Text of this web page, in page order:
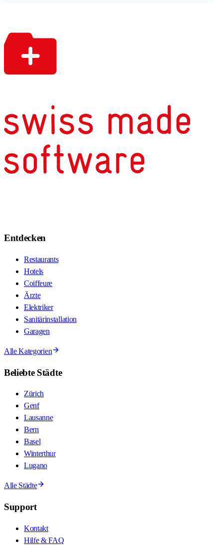
Entdecken
Restaurants
Hotels
Coiffeure
Ärzte
Elektriker
Sanitärinstallation
Garagen
Alle Kategorien
Beliebte Städte
Zürich
Genf
Lausanne
Bern
Basel
Winterthur
Lugano
Alle Städte
Support
Kontakt
Hilfe & FAQ